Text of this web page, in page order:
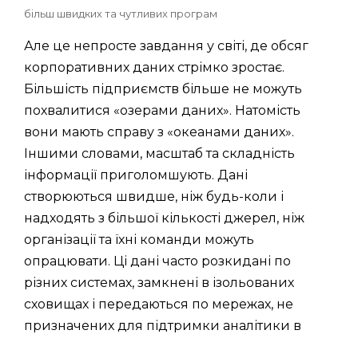
більш швидких та чутливих програм
Але це непросте завдання у світі, де обсяг
корпоративних даних стрімко зростає.
Більшість підприємств більше не можуть
похвалитися «озерами даних». Натомість
вони мають справу з «океанами даних».
Іншими словами, масштаб та складність
інформації приголомшують. Дані
створюються швидше, ніж будь-коли і
надходять з більшої кількості джерел, ніж
організації та їхні команди можуть
опрацювати. Ці дані часто розкидані по
різних системах, замкнені в ізольованих
сховищах і передаються по мережах, не
призначених для підтримки аналітики в